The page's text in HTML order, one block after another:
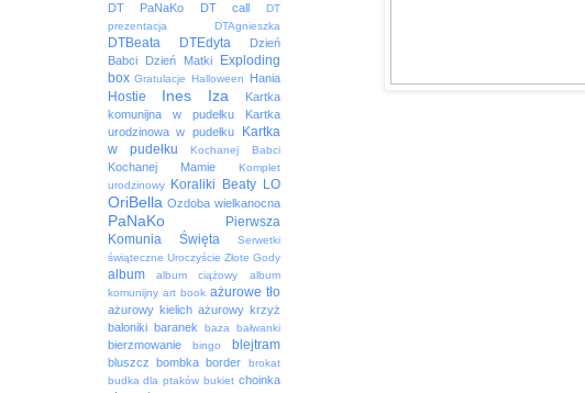
DT PaNaKo DT call
DT
prezentacja
DTAgnieszka
DTBeata DTEdyta
Dzień
Babci
Dzień Matki
Exploding
box Gratulacje Halloween Hania
Hostie Ines Iza
Kartka
komunijna w pudełku
Kartka
urodzinowa w pudełku
Kartka
w pudełku
Kochanej Babci
Kochanej Mamie
Komplet
urodzinowy
Koraliki Beaty LO
OriBella Ozdoba wielkanocna
PaNaKo
Pierwsza
Komunia Święta
Serwetki
świąteczne Uroczyście Złote Gody
album album ciążowy
album
komunijny art book ażurowe tło
ażurowy kielich ażurowy krzyż
baloniki
baranek baza bałwanki
bierzmowanie bingo blejtram
bluszcz bombka border
brokat
budka dla ptaków bukiet choinka